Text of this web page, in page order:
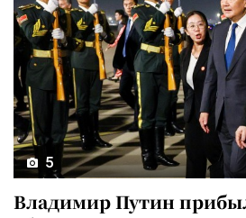
5
Владимир Путин